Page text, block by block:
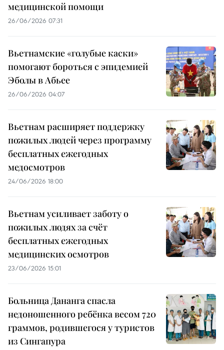
медицинской помощи
26/06/2026 07:31
Вьетнамские «голубые каски»
помогают бороться с эпидемией
Эболы в Абьее
26/06/2026 04:07
Вьетнам расширяет поддержку
пожилых людей через программу
бесплатных ежегодных
медосмотров
24/06/2026 18:00
Вьетнам усиливает заботу о
пожилых людях за счёт
бесплатных ежегодных
медицинских осмотров
23/06/2026 15:01
Больница Дананга спасла
недоношенного ребёнка весом 720
граммов, родившегося у туристов
из Сингапура